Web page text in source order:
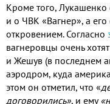
Кроме того, Лукашенко
и о ЧВК «Вагнер», а его
откровением. Согласно
вагнеровцы очень
и Жешув (в последнем
аэродром, куда
этом он отметил, что «
договорились», и ему